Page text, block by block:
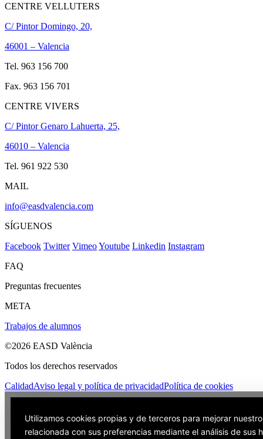
CENTRE VELLUTERS
C/ Pintor Domingo, 20,
46001 – Valencia
Tel. 963 156 700
Fax. 963 156 701
CENTRE VIVERS
C/ Pintor Genaro Lahuerta, 25,
46010 – Valencia
Tel. 961 922 530
MAIL
info@easdvalencia.com
SÍGUENOS
Facebook Twitter VimeoYoutube Linkedin Instagram
FAQ
Preguntas frecuentes
META
Trabajos de alumnos
©2026 EASD València
Todos los derechos reservados
CalidadAviso legal y política de privacidadPolítica de cookies
Utilizamos cookies propias y de terceros para mejorar
relacionada con sus preferencias mediante el análisis de sus